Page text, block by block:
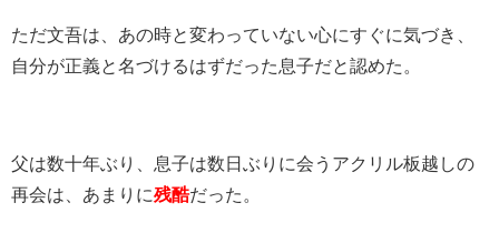
ただ文吾は、あの時と変わっていない心にすぐに気づき、
自分が正義と名づけるはずだった息子だと認めた。
父は数十年ぶり、息子は数日ぶりに会うアクリル板越しの
再会は、あまりに残酷だった。